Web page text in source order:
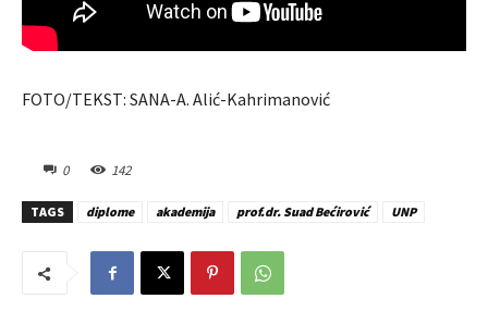
FOTO/TEKST: SANA-A. Alić-Kahrimanović
0 142
TAGS diplome akademija prof.dr. Suad Bećirović UNP